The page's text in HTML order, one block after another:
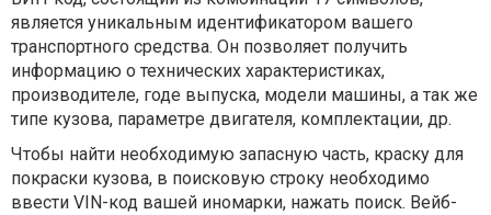
является уникальным идентификатором вашего
транспортного средства. Он позволяет получить
информацию о технических характеристиках,
производителе, годе выпуска, модели машины, а так же
типе кузова, параметре двигателя, комплектации, др.
Чтобы найти необходимую запасную часть, краску для
покраски кузова, в поисковую строку необходимо
ввести VIN-код вашей иномарки, нажать поиск. Вейб-